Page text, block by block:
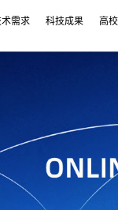
术需求 科技成果 高